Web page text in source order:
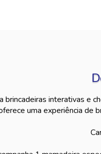
brincadeiras interativas e
uma experiência de